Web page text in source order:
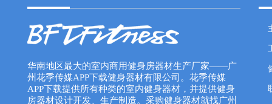
华南地区最大的室内商用健身房器材生产厂家——广
州花季传媒APP下载健身器材有限公司。花季传媒
APP下载提供所有种类的室内健身器材，并提供健身
房器材设计开发、生产制造。采购健身器材就找广州